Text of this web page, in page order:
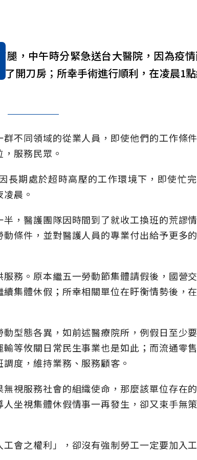
腿，中午時分緊急送台大醫院，因為疫
開刀房；所幸手術進行順利，在凌晨1點
不同領域的從業人員，即使他們的工作條
服務民眾。
長期處於超時高壓的工作環境下，即使忙
晨。
，醫護團隊因時間到了就收工換班的荒謬
條件，並對醫護人員的專業付出給予更多
務。原本繼五一勞動節集體請假後，國營
集體休假；所幸相關單位在盱衡情勢後，
型態各異，如前述醫療院所，例假日至少
等攸關日常民生事業也是如此；而流通零
度，維持業務、服務顧客。
視服務社會的組織使命，那麼該單位存在
坐視集體休假情事一再發生，卻又束手無
工會之權利」，卻沒有強制勞工一定要加入